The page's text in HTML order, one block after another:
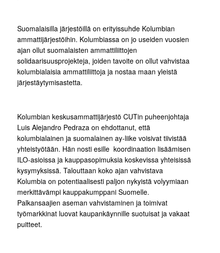
Suomalaisilla järjestöillä on erityissuhde Kolumbian
ammattijärjestöihin. Kolumbiassa on jo useiden vuosien
ajan ollut suomalaisten ammattiliittojen
solidaarisuusprojekteja, joiden tavoite on ollut vahvistaa
kolumbialaisia ammattiliittoja ja nostaa maan yleistä
järjestäytymisastetta.
Kolumbian keskusammattijärjestö CUTin puheenjohtaja
Luis Alejandro Pedraza on ehdottanut, että
kolumbialainen ja suomalainen ay-liike voisivat tiivistää
yhteistyötään. Hän nosti esille koordinaation lisäämisen
ILO-asioissa ja kauppasopimuksia koskevissa yhteisissä
kysymyksissä. Talouttaan koko ajan vahvistava
Kolumbia on potentiaalisesti paljon nykyistä volyymiaan
merkittävämpi kauppakumppani Suomelle.
Palkansaajien aseman vahvistaminen ja toimivat
työmarkkinat luovat kaupankäynnille suotuisat ja vakaat
puitteet.